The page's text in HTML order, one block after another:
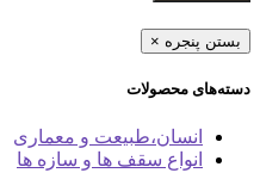
بستن پنجره ×
دسته‌های محصولات
انسان،طبیعت و معماری
انواع سقف ها و سازه ها